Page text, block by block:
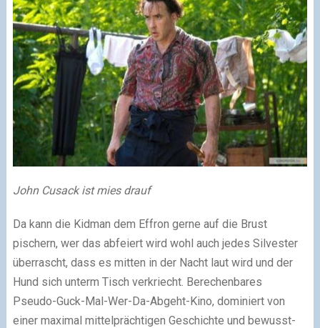
John Cusack ist mies drauf
Da kann die Kidman dem Effron gerne auf die Brust
pischern, wer das abfeiert wird wohl auch jedes Silvester
überrascht, dass es mitten in der Nacht laut wird und der
Hund sich unterm Tisch verkriecht. Berechenbares
Pseudo-Guck-Mal-Wer-Da-Abgeht-Kino, dominiert von
einer maximal mittelprächtigen Geschichte und bewusst-